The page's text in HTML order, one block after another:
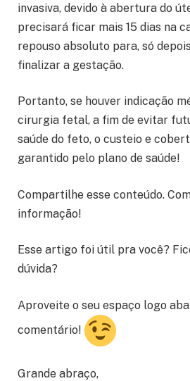
invasiva, devido à abertura do
precisará ficar mais 15 dias na
repouso absoluto para, só
finalizar a gestação.
Portanto, se houver indicação
cirurgia fetal, a fim de evitar
saúde do feto, o custeio e
garantido pelo plano de saúde!
Compartilhe esse conteúdo.
informação!
Esse artigo foi útil pra você?
dúvida?
Aproveite o seu espaço logo
comentário!
Grande abraço,